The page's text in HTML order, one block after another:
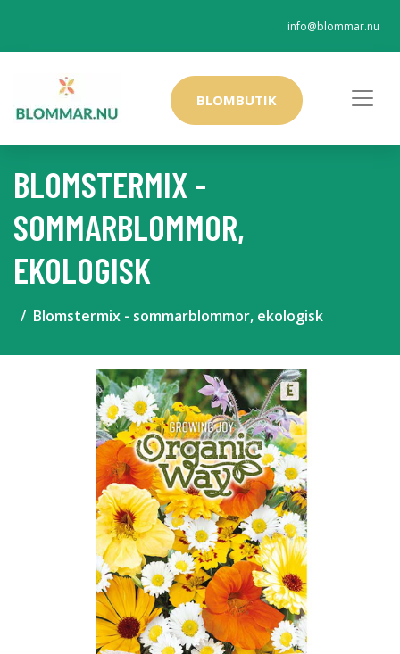
info@blommar.nu
BLOMBUTIK
BLOMSTERMIX -
SOMMARBLOMMOR,
EKOLOGISK
Blomstermix - sommarblommor, ekologisk